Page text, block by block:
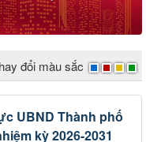
đổi màu sắc
UBND Thành phố
kỳ 2026-2031